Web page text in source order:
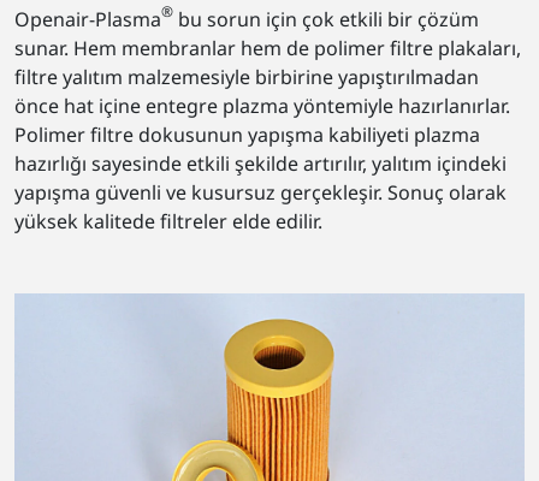
Openair-Plasma® bu sorun için çok etkili bir çözüm
sunar. Hem membranlar hem de polimer filtre plakaları,
filtre yalıtım malzemesiyle birbirine yapıştırılmadan
önce hat içine entegre plazma yöntemiyle hazırlanırlar.
Polimer filtre dokusunun yapışma kabiliyeti plazma
hazırlığı sayesinde etkili şekilde artırılır, yalıtım içindeki
yapışma güvenli ve kusursuz gerçekleşir. Sonuç olarak
yüksek kalitede filtreler elde edilir.